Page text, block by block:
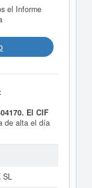
el Informe
El CIF
de alta el día
empresa
SL